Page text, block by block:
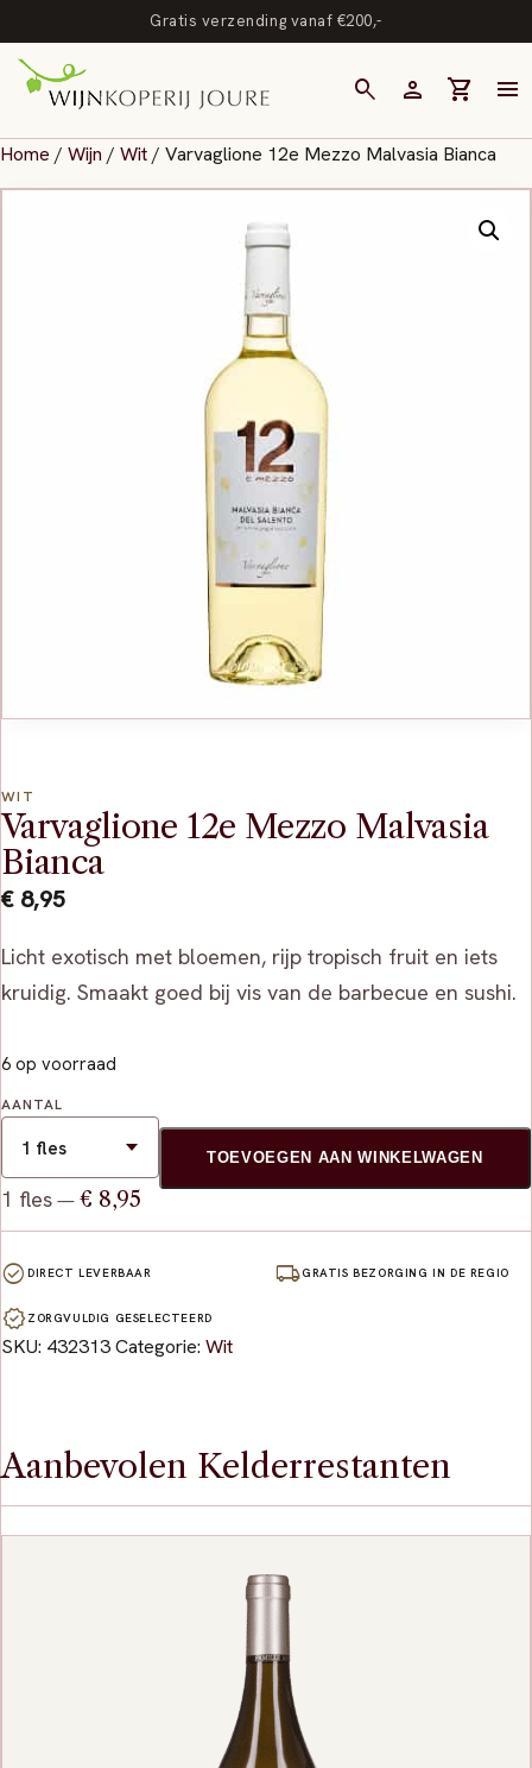
Gratis verzending vanaf €200,-
search person shopping_cart menu
Home / Wijn / Wit/ Varvaglione 12e Mezzo Malvasia Bianca
WIT
Varvaglione 12e Mezzo Malvasia
Bianca
€ 8,95
Licht exotisch met bloemen, rijp tropisch fruit en iets
kruidig. Smaakt goed bij vis van de barbecue en sushi.
6 op voorraad
AANTAL
1 fles — € 8,95
TOEVOEGEN AAN WINKELWAGEN
check_circle DIRECT LEVERBAAR local_shippingGRATIS BEZORGING IN DE REGIO
verifiedZORGVULDIG GESELECTEERD
SKU: 432313Categorie: Wit
Aanbevolen Kelderrestanten